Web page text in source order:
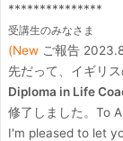
***************
受講生のみなさま
(New ご報告
先だって、イギリ
Diploma in Life
修了しました。To
I'm pleased to let